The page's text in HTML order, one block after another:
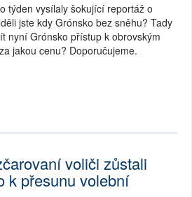
týden vysílaly šokující reportáž o
jste kdy Grónsko bez sněhu? Tady
nyní Grónsko přístup k obrovským
jakou cenu? Doporučujeme.
voliči zůstali
k přesunu volební